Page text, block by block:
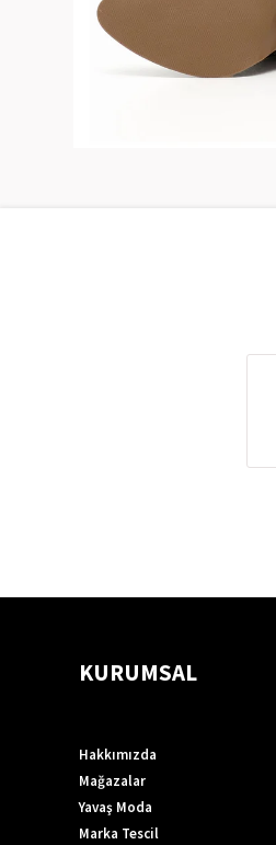
KURUMSAL
Hakkımızda
Mağazalar
Yavaş Moda
Marka Tescil